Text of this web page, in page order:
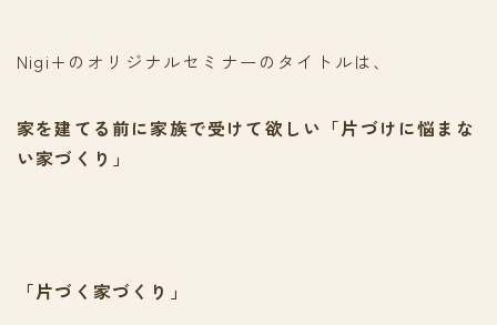
Nigi+のオリジナルセミナーのタイトルは、
家を建てる前に家族で受けて欲しい「片づけに悩まな
い家づくり」
「片づく家づくり」